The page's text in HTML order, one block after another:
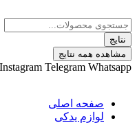
به
محتوا
Search
...نتایج
مشاهده همه نتایج
Instagram Telegram Whatsapp
صفحه اصلی
لوازم یدکی